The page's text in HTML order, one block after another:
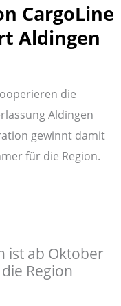
CargoLine
Aldingen
die
Aldingen
gewinnt damit
für die Region.
ist ab Oktober
Region